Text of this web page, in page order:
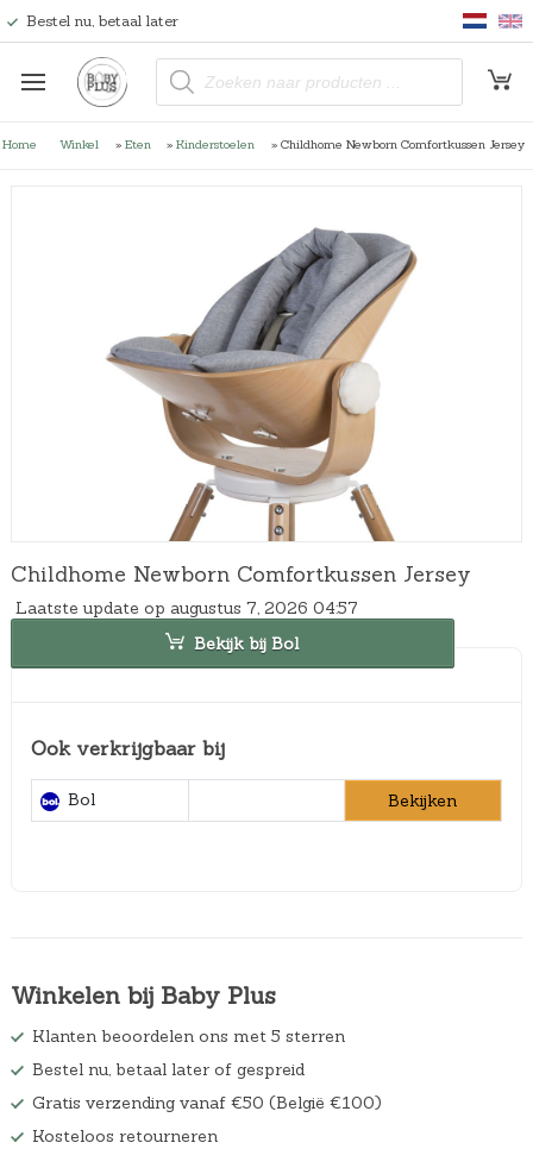
Bestel nu, betaal later
P
o
Home Winkel » Eten » Kinderstoelen » Childhome Newborn Comfortkussen Jersey
Childhome Newborn Comfortkussen Jersey
Laatste update op augustus 7, 2026 04:57
Bekijk bij Bol
Ook verkrijgbaar bij
Bol Bekijken
Winkelen bij Baby Plus
Klanten beoordelen ons met 5 sterren
Bestel nu, betaal later of gespreid
Gratis verzending vanaf €50 (België €100)
Kosteloos retourneren